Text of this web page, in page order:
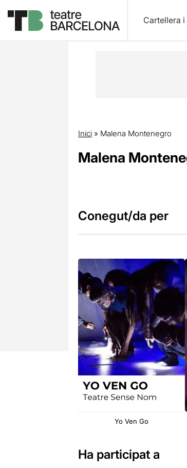
Cartellera
Inici» Malena Montenegro
Malena
Conegut/da per
Yo Ven Go
Ha participat a